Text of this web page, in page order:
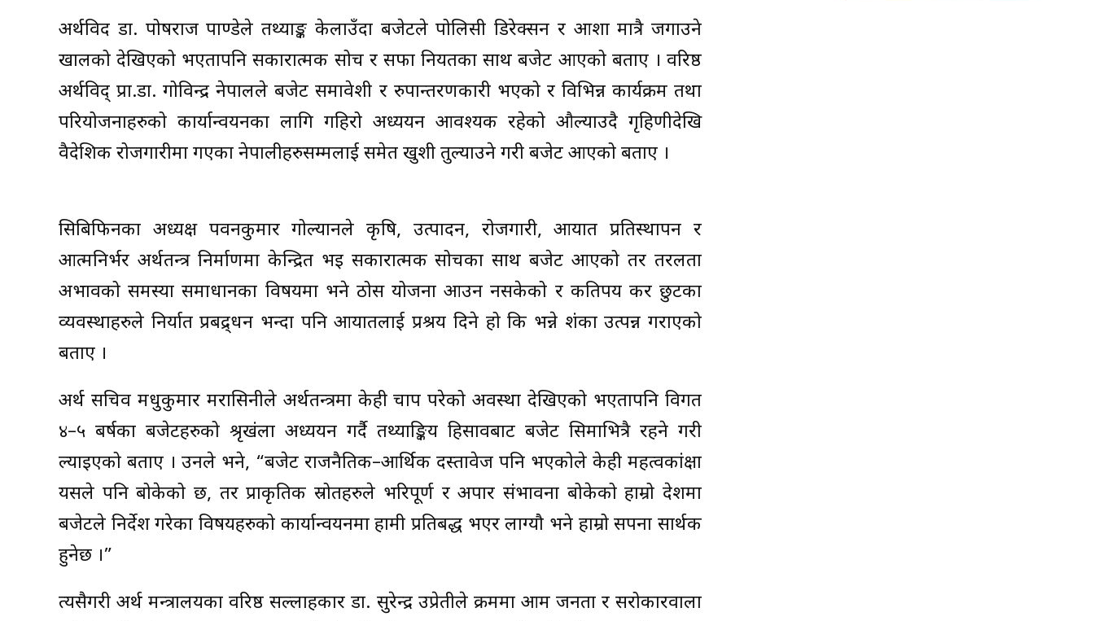
अर्थविद डा. पोषराज पाण्डेले तथ्याङ्क केलाउँदा बजेटले पोलिसी डिरेक्सन र आशा मात्रै जगाउने
खालको देखिएको भएतापनि सकारात्मक सोच र सफा नियतका साथ बजेट आएको बताए । वरिष्ठ
अर्थविद् प्रा.डा. गोविन्द्र नेपालले बजेट समावेशी र रुपान्तरणकारी भएको र विभिन्न कार्यक्रम तथा
परियोजनाहरुको कार्यान्वयनका लागि गहिरो अध्ययन आवश्यक रहेको औल्याउदै गृहिणीदेखि
वैदेशिक रोजगारीमा गएका नेपालीहरुसम्मलाई समेत खुशी तुल्याउने गरी बजेट आएको बताए ।
सिबिफिनका अध्यक्ष पवनकुमार गोल्यानले कृषि, उत्पादन, रोजगारी, आयात प्रतिस्थापन र
आत्मनिर्भर अर्थतन्त्र निर्माणमा केन्द्रित भइ सकारात्मक सोचका साथ बजेट आएको तर तरलता
अभावको समस्या समाधानका विषयमा भने ठोस योजना आउन नसकेको र कतिपय कर छुटका
व्यवस्थाहरुले निर्यात प्रबद्र्धन भन्दा पनि आयातलाई प्रश्रय दिने हो कि भन्ने शंका उत्पन्न गराएको
बताए ।
अर्थ सचिव मधुकुमार मरासिनीले अर्थतन्त्रमा केही चाप परेको अवस्था देखिएको भएतापनि विगत
४–५ बर्षका बजेटहरुको श्रृखंला अध्ययन गर्दै तथ्याङ्किय हिसावबाट बजेट सिमाभित्रै रहने गरी
ल्याइएको बताए । उनले भने, “बजेट राजनैतिक–आर्थिक दस्तावेज पनि भएकोले केही महत्वकांक्षा
यसले पनि बोकेको छ, तर प्राकृतिक स्रोतहरुले भरिपूर्ण र अपार संभावना बोकेको हाम्रो देशमा
बजेटले निर्देश गरेका विषयहरुको कार्यान्वयनमा हामी प्रतिबद्ध भएर लाग्यौ भने हाम्रो सपना सार्थक
हुनेछ ।”
त्यसैगरी अर्थ मन्त्रालयका वरिष्ठ सल्लाहकार डा. सुरेन्द्र उप्रेतीले क्रममा आम जनता र सरोकारवाला